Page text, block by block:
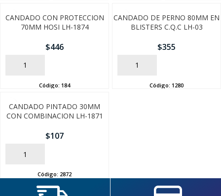
CANDADO CON PROTECCION
70MM HOSI LH-1874
$446
AÑADIR
Código: 184
CANDADO DE PERNO 80MM EN
BLISTERS C.Q.C LH-03
$355
AÑADIR
Código: 1280
CANDADO PINTADO 30MM
CON COMBINACION LH-1871
$107
AÑADIR
Código: 2872
FINALIZÁ TU COMPRA